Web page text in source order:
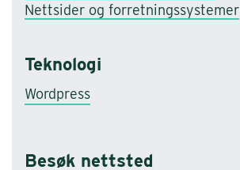
Nettsider og forretnings­systemer
Teknologi
Wordpress
Besøk nettsted